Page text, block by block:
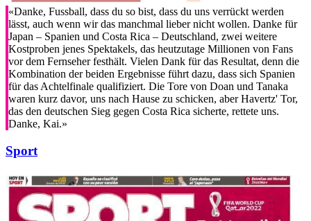
«Danke, Fussball, dass du so bist, dass du uns verrückt werden
lässt, auch wenn wir das manchmal lieber nicht wollen. Danke für
Japan – Spanien und Costa Rica – Deutschland, zwei weitere
Kostproben jenes Spektakels, das heutzutage Millionen von Fans
vor dem Fernseher festhält. Vielen Dank für das Resultat, denn die
Kombination der beiden Ergebnisse führt dazu, dass sich Spanien
für das Achtelfinale qualifiziert. Die Tore von Doan und Tanaka
waren kurz davor, uns nach Hause zu schicken, aber Havertz' Tor,
das den deutschen Sieg gegen Costa Rica sicherte, rettete uns.
Danke, Kai.»
Sport